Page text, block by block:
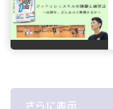
さらに表示